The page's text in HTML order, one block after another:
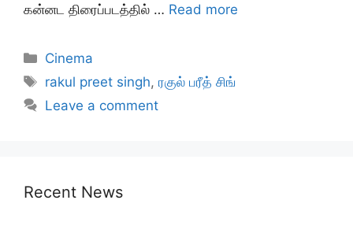
கன்னட திரைப்படத்தில் … Read more
Categories
Cinema
Tags
rakul preet singh,ரகுல் பரீத் சிங்
Leave a comment
Recent News